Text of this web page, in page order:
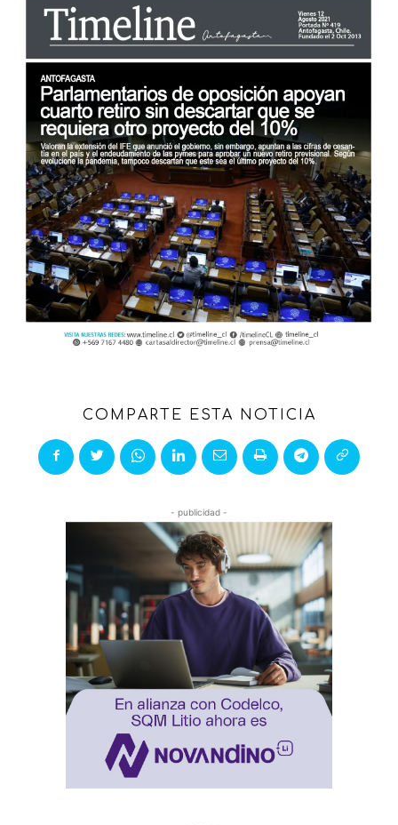
COMPARTE ESTA NOTICIA
- publicidad -